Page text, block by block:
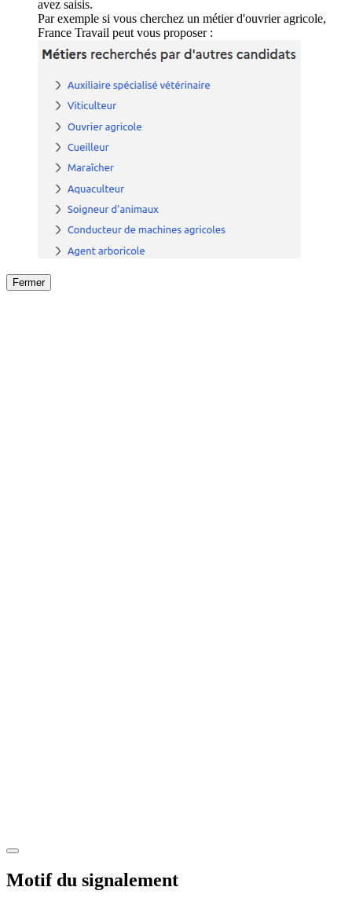
avez saisis.
Par exemple si vous cherchez un métier d'ouvrier agricole,
France Travail peut vous proposer :
Fermer
Motif du signalement